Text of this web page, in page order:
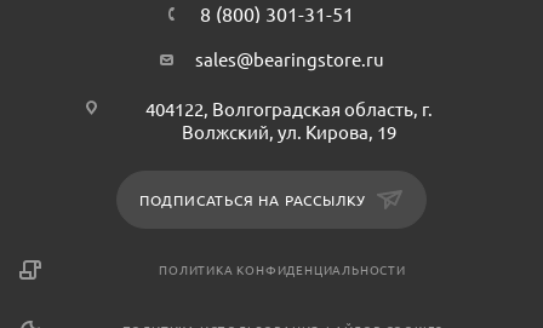
8 (800) 301-31-51
sales@bearingstore.ru
404122, Волгоградская область, г.
Волжский, ул. Кирова, 19
ПОДПИСАТЬСЯ НА РАССЫЛКУ
ПОЛИТИКА КОНФИДЕНЦИАЛЬНОСТИ